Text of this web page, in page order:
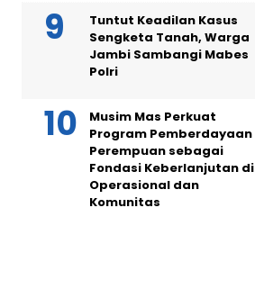
Tuntut Keadilan Kasus
Sengketa Tanah, Warga
Jambi Sambangi Mabes
Polri
Musim Mas Perkuat
Program Pemberdayaan
Perempuan sebagai
Fondasi Keberlanjutan di
Operasional dan
Komunitas